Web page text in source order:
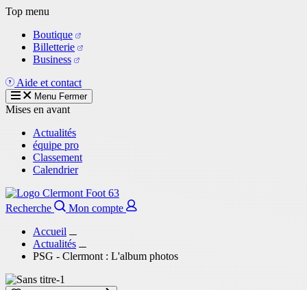
Aller
contenu
principal
Top menu
Boutique
Billetterie
Business
Aide et contact
Menu Fermer
Mises en avant
Actualités
équipe pro
Classement
Calendrier
Recherche
Mon compte
Accueil
Actualités
PSG - Clermont : L'album photos